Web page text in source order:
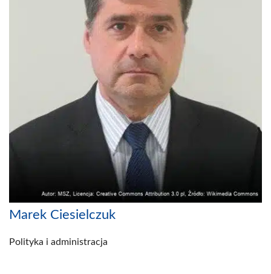
Marek Ciesielczuk
Polityka i administracja